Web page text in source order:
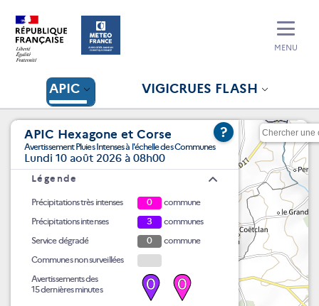
APIC VIGICRUES FLASH
MENU
APIC Hexagone et Corse
Avertissement Pluies Intenses à l'échelle des Communes
Lundi 10 août 2026 à 08h00
?
Légende
Précipitations très intenses 0
commune
Précipitations intenses
3
communes
Service dégradé
0
commune
Communes non surveillées
Avertissements des
15 dernières minutes
0 0